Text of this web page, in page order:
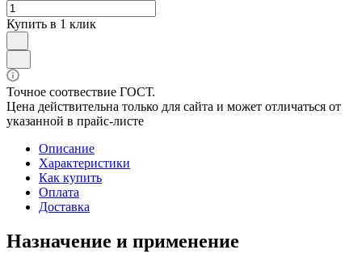
Купить в 1 клик
Точное соотвествие ГОСТ.
Цена действительна только для сайта и может отличаться от
указанной в прайс-листе
Описание
Характеристики
Как купить
Оплата
Доставка
Назначение и применение